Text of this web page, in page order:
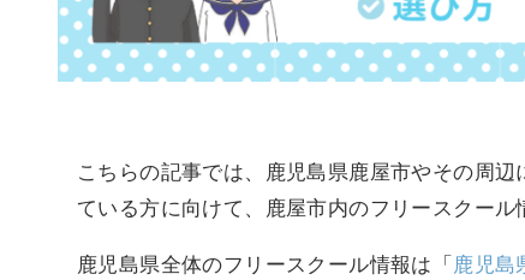
こちらの記事では、鹿児島県鹿屋市やその周
ている方に向けて、鹿屋市内のフリースクール
鹿児島県全体のフリースクール情報は「鹿児島